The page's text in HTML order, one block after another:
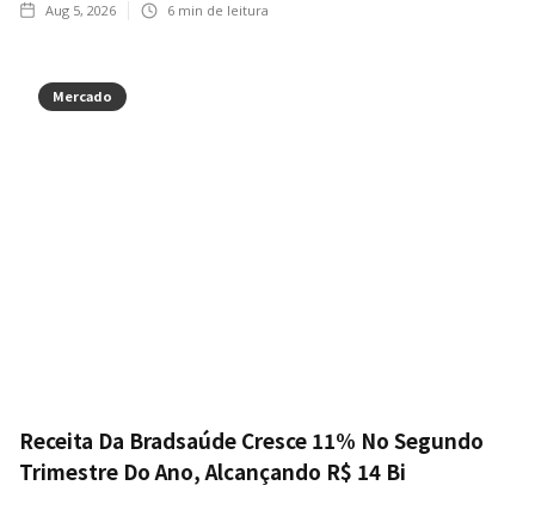
Aug 5, 2026 6 min de leitura
Mercado
Receita Da Bradsaúde Cresce 11% No Segundo
Trimestre Do Ano, Alcançando R$ 14 Bi